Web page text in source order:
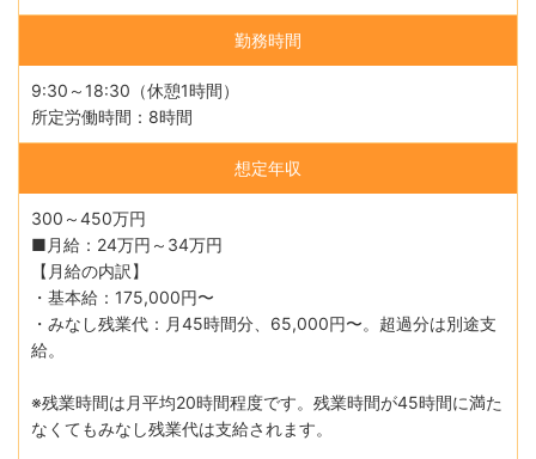
勤務時間
9:30～18:30（休憩1時間）
所定労働時間：8時間
想定年収
300～450万円
■月給：24万円～34万円
【月給の内訳】
・基本給：175,000円〜
・みなし残業代：月45時間分、65,000円〜。超過分は別途支
給。
※残業時間は月平均20時間程度です。残業時間が45時間に満た
なくてもみなし残業代は支給されます。